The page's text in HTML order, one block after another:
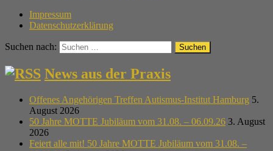
Impressum
Datenschutzerklärung
Suchen nach:
News aus der Praxis
Offenes Angehörigen Treffen Autismus-Institut Hamburg 5.
August 2026
50 Jahre MOTTE Jubiläum vom 31.08. – 06.09.26 3. August
2026
Feiert alle mit! 50 Jahre MOTTE Jubiläum vom 31.08. –